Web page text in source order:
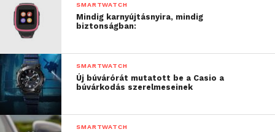
SMARTWATCH
Mindig karnyújtásnyira, mindig
biztonságban:
SMARTWATCH
Új búvárórát mutatott be a Casio a
búvárkodás szerelmeseinek
SMARTWATCH